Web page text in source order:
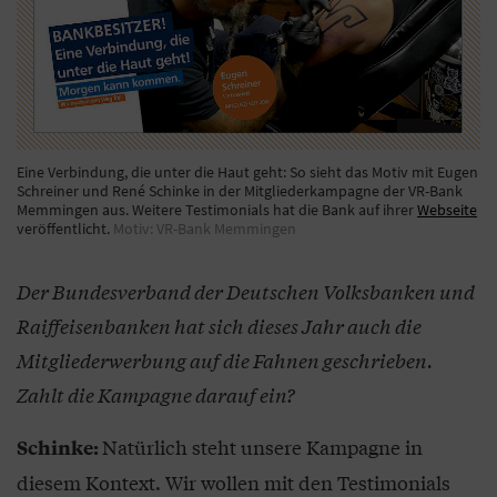
Eine Verbindung, die unter die Haut geht: So sieht das Motiv mit Eugen
Schreiner und René Schinke in der Mitgliederkampagne der VR-Bank
Memmingen aus. Weitere Testimonials hat die Bank auf ihrerWebseite
veröffentlicht. Motiv: VR-Bank Memmingen
Der Bundesverband der Deutschen Volksbanken und
Raiffeisenbanken hat sich dieses Jahr auch die
Mitgliederwerbung auf die Fahnen geschrieben.
Zahlt die Kampagne darauf ein?
Schinke:Natürlich steht unsere Kampagne in
diesem Kontext. Wir wollen mit den Testimonials